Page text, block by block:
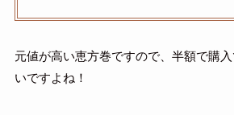
元値が高い恵方巻ですので、半額で購
いですよね！